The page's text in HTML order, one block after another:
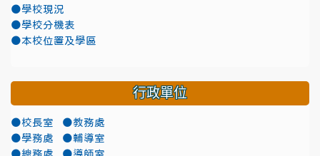
●學校現況
●學校分機表
●本校位置及學區
行政單位
●校長室
●教務處
●學務處
●輔導室